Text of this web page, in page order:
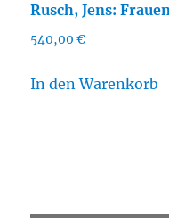
Rusch, Jens:
540,00€
In den Warenkorb